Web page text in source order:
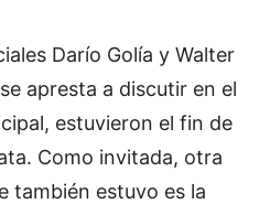
Darío Golía y Walter
apresta a discutir en el
estuvieron el fin de
Como invitada, otra
también estuvo es la